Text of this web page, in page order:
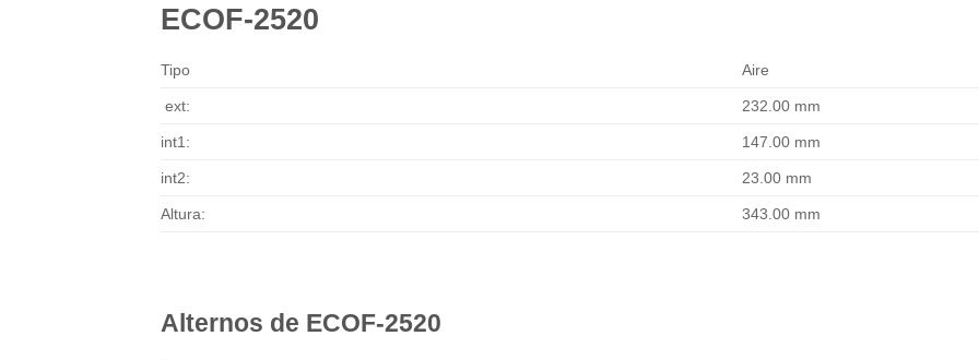
ECOF-2520
Tipo Aire
ext: 232.00 mm
int1: 147.00 mm
int2: 23.00 mm
Altura: 343.00 mm
Alternos de ECOF-2520